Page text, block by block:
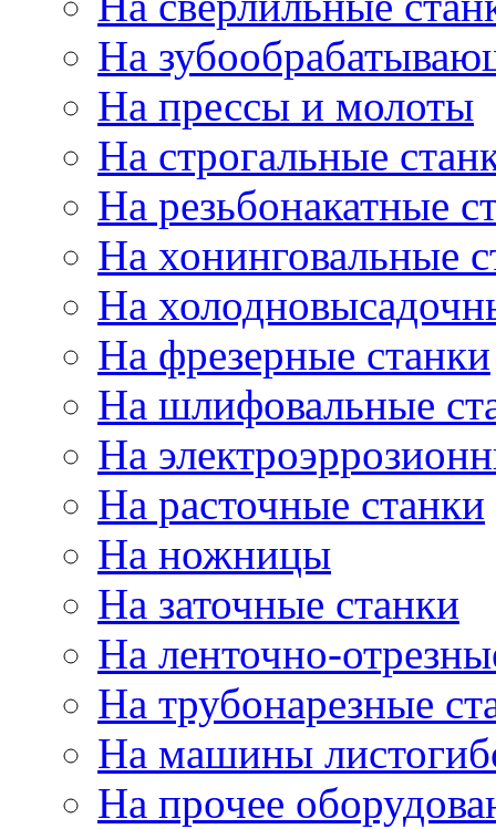
На
На прессы и молоты
На строгальные
На резьбонакатные
На хонинговальные
На
На фрезерные станки
На шлифовальные
На
На расточные станки
На ножницы
На заточные станки
На ленточно-
На трубонарезные
На машины
На прочее